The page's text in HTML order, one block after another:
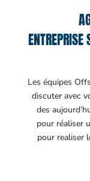
Les équipes
discuter avec
des
pour réaliser
pour realiser